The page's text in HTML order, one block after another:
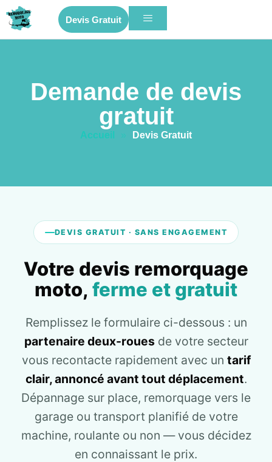
Devis Gratuit
Demande de devis
gratuit
Accueil » Devis Gratuit
DEVIS GRATUIT · SANS ENGAGEMENT
Votre devis remorquage
moto, ferme et gratuit
Remplissez le formulaire ci-dessous : un
partenaire deux-rouesde votre secteur
vous recontacte rapidement avec un tarif
clair, annoncé avant tout déplacement.
Dépannage sur place, remorquage vers le
garage ou transport planifié de votre
machine, roulante ou non — vous décidez
en connaissant le prix.